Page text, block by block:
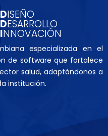
DISEÑO
DESARROLLO
INNOVACIÓN
especializada en el
de software que fortalece
salud, adaptándonos a
institución.